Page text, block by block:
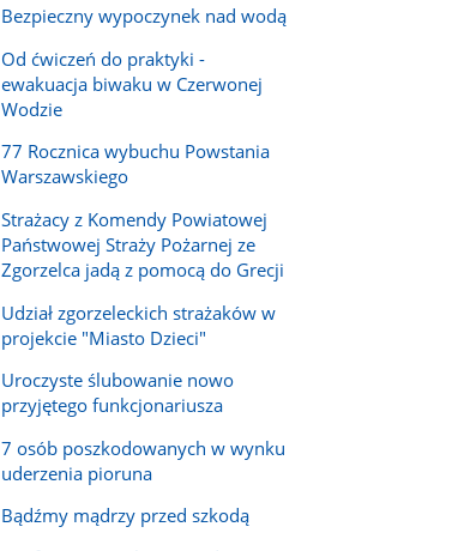
Bezpieczny wypoczynek nad wodą
Od ćwiczeń do praktyki -
ewakuacja biwaku w Czerwonej
Wodzie
77 Rocznica wybuchu Powstania
Warszawskiego
Strażacy z Komendy Powiatowej
Państwowej Straży Pożarnej ze
Zgorzelca jadą z pomocą do Grecji
Udział zgorzeleckich strażaków w
projekcie "Miasto Dzieci"
Uroczyste ślubowanie nowo
przyjętego funkcjonariusza
7 osób poszkodowanych w wynku
uderzenia pioruna
Bądźmy mądrzy przed szkodą